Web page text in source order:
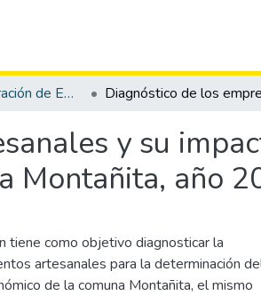
Tesis Administración de Empresas
y su
Montañita, año
tiene como objetivo diagnosticar la
artesanales para la determinación
de la comuna Montañita, el mismo